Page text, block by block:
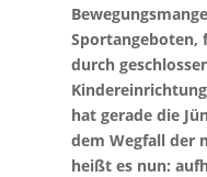
Sportangeboten,
durch
hat gerade die
dem Wegfall der
heißt es nun: